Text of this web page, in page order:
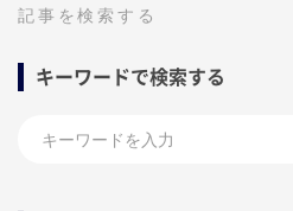
記事を検索する
キーワードで検索する